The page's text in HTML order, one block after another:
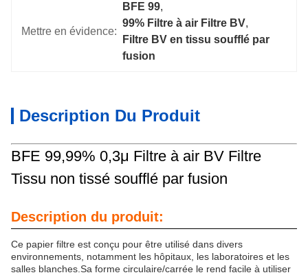
Mettre en évidence:
BFE 99,
99% Filtre à air Filtre BV,
Filtre BV en tissu soufflé par
fusion
Description Du Produit
BFE 99,99% 0,3μ Filtre à air BV Filtre
Tissu non tissé soufflé par fusion
Description du produit:
Ce papier filtre est conçu pour être utilisé dans divers
environnements, notamment les hôpitaux, les laboratoires et les
salles blanches.Sa forme circulaire/carrée le rend facile à utiliser